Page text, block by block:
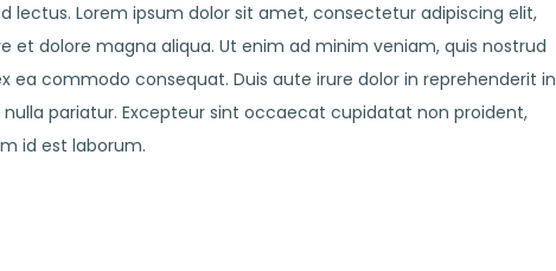
lectus. Lorem ipsum dolor sit amet, consectetur adipiscing elit,
et dolore magna aliqua. Ut enim ad minim veniam, quis nostrud
ea commodo consequat. Duis aute irure dolor in reprehenderit in
pariatur. Excepteur sint occaecat cupidatat non proident,
id est laborum.